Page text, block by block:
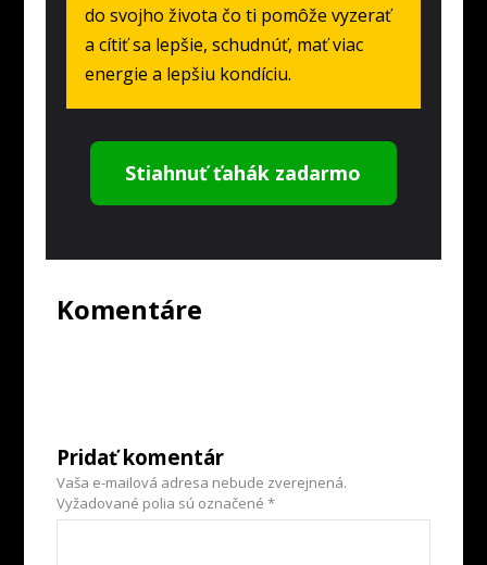
do svojho života čo ti pomôže vyzerať
a cítiť sa lepšie, schudnúť, mať viac
energie a lepšiu kondíciu.
Stiahnuť ťahák zadarmo
Komentáre
Pridať komentár
Vaša e-mailová adresa nebude zverejnená.
Vyžadované polia sú označené*